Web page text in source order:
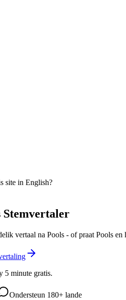
site in English?
Stemvertaler
vertaal na Pools - of praat Pools
5 minute gratis.
Ondersteun 180+ lande